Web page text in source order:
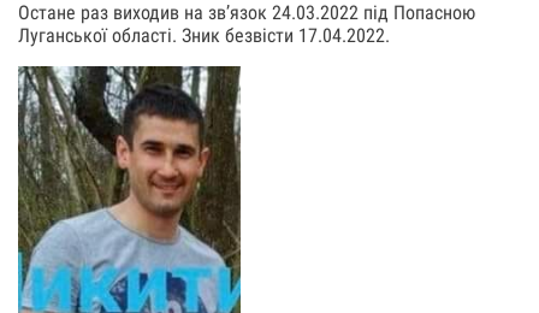
Остане раз виходив на зв’язок 24.03.2022 під Попасною
Луганської області. Зник безвісти 17.04.2022.